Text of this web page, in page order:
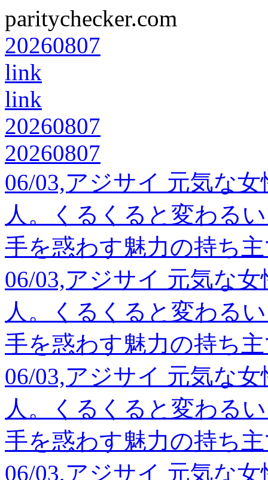
paritychecker.com
20260807
link
link
20260807
20260807
06/03,アジサイ 元気な
人。くるくると変わる
手を惑わす魅力の持ち
06/03,アジサイ 元気な
人。くるくると変わる
手を惑わす魅力の持ち
06/03,アジサイ 元気な
人。くるくると変わる
手を惑わす魅力の持ち
06/03,アジサイ 元気な